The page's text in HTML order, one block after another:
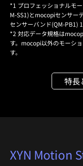
*1 プロフェッショナルモ
M-SS1)とmocopiセンサー
センサーバンド(QM-PB1) 1
*2 対応データ規格は
す。mocopi以外のモーシ
す。
特長
XYN Motion